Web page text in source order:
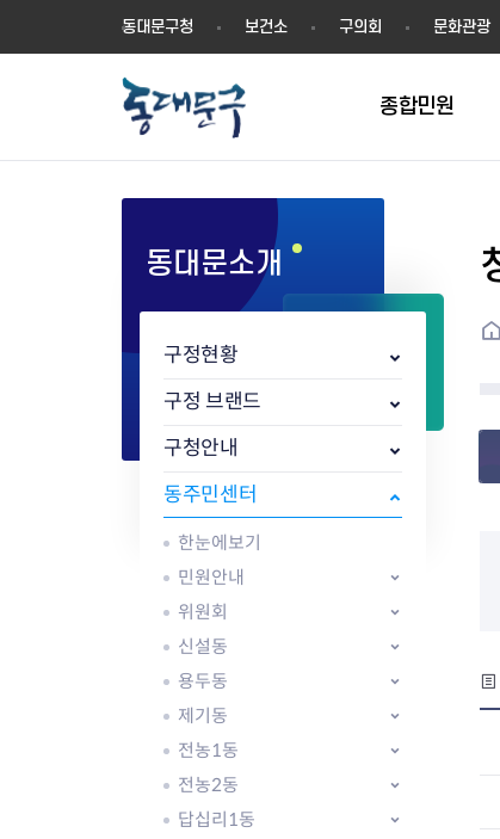
동대문구청 보건소 구의회 문화관광
종합민원
민원실안내
온라인번호표 발급(대기현황)
무인민원발급기
민원편의시책 및 제도
가족관계등록 제신고 후속절차
원스톱 통합안내
행정서비스헌장
어디서나민원
세무
건설관리
건축
온라인접수
온라인접수내역
설문조사
추진현황
자주묻는질문
새소식
구정소식
보도자료
포토구정
고시공고
입법예고
문화행사
강좌교육
채용공고
유관기관소식
공모사업 알림방
동대문구소
실버 소식지
출산‧양
주요업무계획(2024년~)
주요업무계획(~2023년)
비전 2026
동대문구청장직 인수위원회 백
월중주요행사
정책실명제
수상현황
월별행사달력
예산일반
주민참여예
지방재정
예산낭비
AI 사업 등록 관리제
동대문구 AI 사업 현황
역사
상징물
기본현황
행정구역
꽃의 도시
Walking City
상징말(BI)
도시브랜
교육소식
교육프로그램
정보화교육
여성복지관
평생학습관
교육지원센터
구민 아카데미 신청
민방위
원어민 화상영어
동국 천문대
교육경비보조금 지원
일자리소
일자리센터
직업소개
지리교통소식
문화체육
동대문소개
구정현황
구정 브랜드
구청안내
동주민센터
한눈에보기
민원안내
위원회
신설동
용두동
제기동
전농1동
전농2동
답십리1동